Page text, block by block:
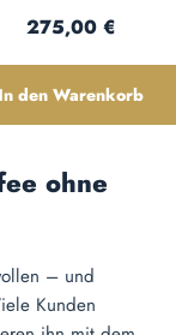
Regulärer Preis:
275,00 €
In den Warenkorb
ohne
– und
Kunden